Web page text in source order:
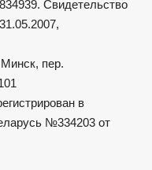
Свидетельство
Минск, пер.
в
№334203 от